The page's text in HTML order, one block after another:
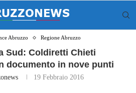
Abruzzo Regione Abruzzo
Sud: Coldiretti Chieti
documento in nove punti
19 Febbraio 2016